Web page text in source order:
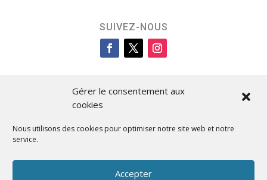
Gérer le consentement aux
cookies
Nous utilisons des cookies pour optimiser notre site web et notre
service.
Accepter
SUIVEZ-NOUS
Cità di L’Isula